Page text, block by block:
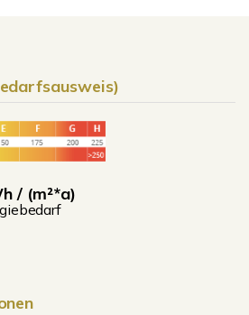
/ (m²*a)